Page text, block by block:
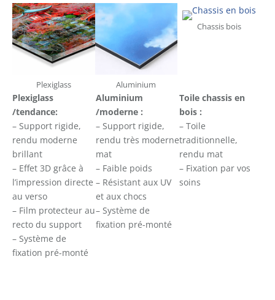
nom
Plexiglass Aluminium
Chassis bois
Plexiglass
/tendance:
– Support rigide,
rendu moderne
brillant
– Effet 3D grâce à
l’impression directe
au verso
– Film protecteur au
recto du support
– Système de
fixation pré-monté
Aluminium
/moderne :
– Support rigide,
rendu très moderne
mat
– Faible poids
– Résistant aux UV
et aux chocs
– Système de
fixation pré-monté
Toile chassis en
bois :
– Toile
traditionnelle,
rendu mat
– Fixation par vos
soins